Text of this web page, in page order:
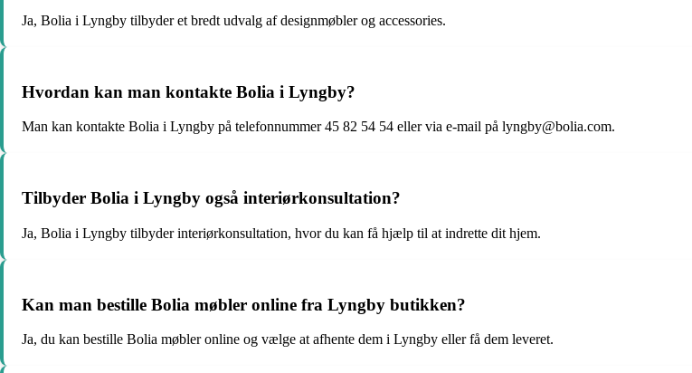
Ja, Bolia i Lyngby tilbyder et bredt udvalg af designmøbler og accessories.
Hvordan kan man kontakte Bolia i Lyngby?
Man kan kontakte Bolia i Lyngby på telefonnummer 45 82 54 54 eller via e-mail på lyngby@bolia.com.
Tilbyder Bolia i Lyngby også interiørkonsultation?
Ja, Bolia i Lyngby tilbyder interiørkonsultation, hvor du kan få hjælp til at indrette dit hjem.
Kan man bestille Bolia møbler online fra Lyngby butikken?
Ja, du kan bestille Bolia møbler online og vælge at afhente dem i Lyngby eller få dem leveret.